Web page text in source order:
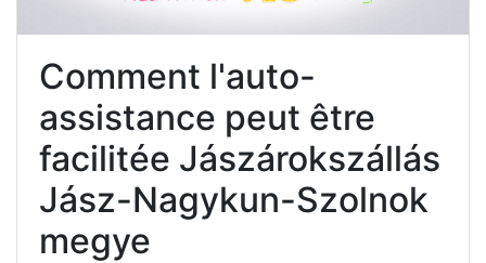
Comment l'auto-
assistance peut être
facilitée Jászárokszállás
Jász-Nagykun-Szolnok
megye